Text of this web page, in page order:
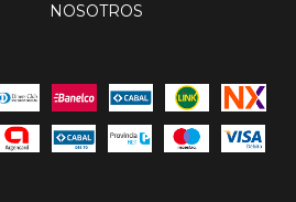
NOSOTROS